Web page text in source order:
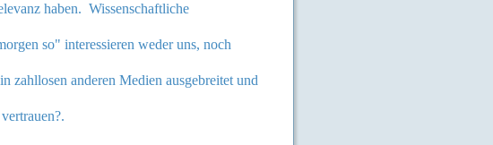
haben. Wissenschaftliche
so" interessieren weder uns, noch
zahllosen anderen Medien ausgebreitet und